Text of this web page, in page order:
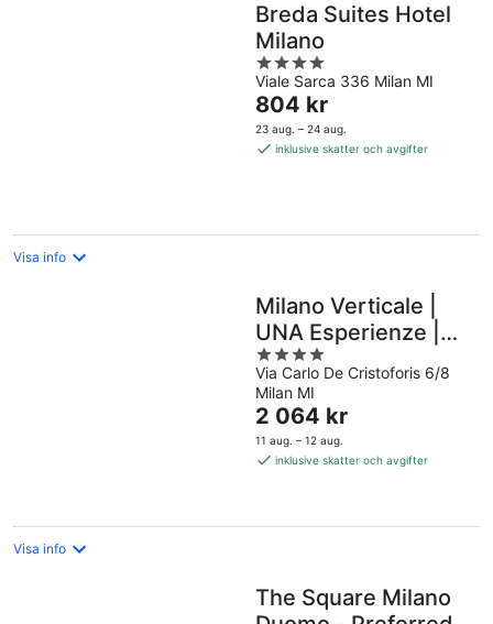
Breda Suites Hotel
Milano
4
out
of
5
Viale Sarca 336 Milan MI
Priset
är
804 kr
804 kr
23 aug. – 24 aug.
inklusive skatter och avgifter
Visa info
Milano Verticale |
UNA Esperienze |
Preferred Hotels
and Resorts
4
out
of
5
Via Carlo De Cristoforis 6/8
Milan MI
Priset
är
2 064 kr
2 064 kr
11 aug. – 12 aug.
inklusive skatter och avgifter
Visa info
The Square Milano